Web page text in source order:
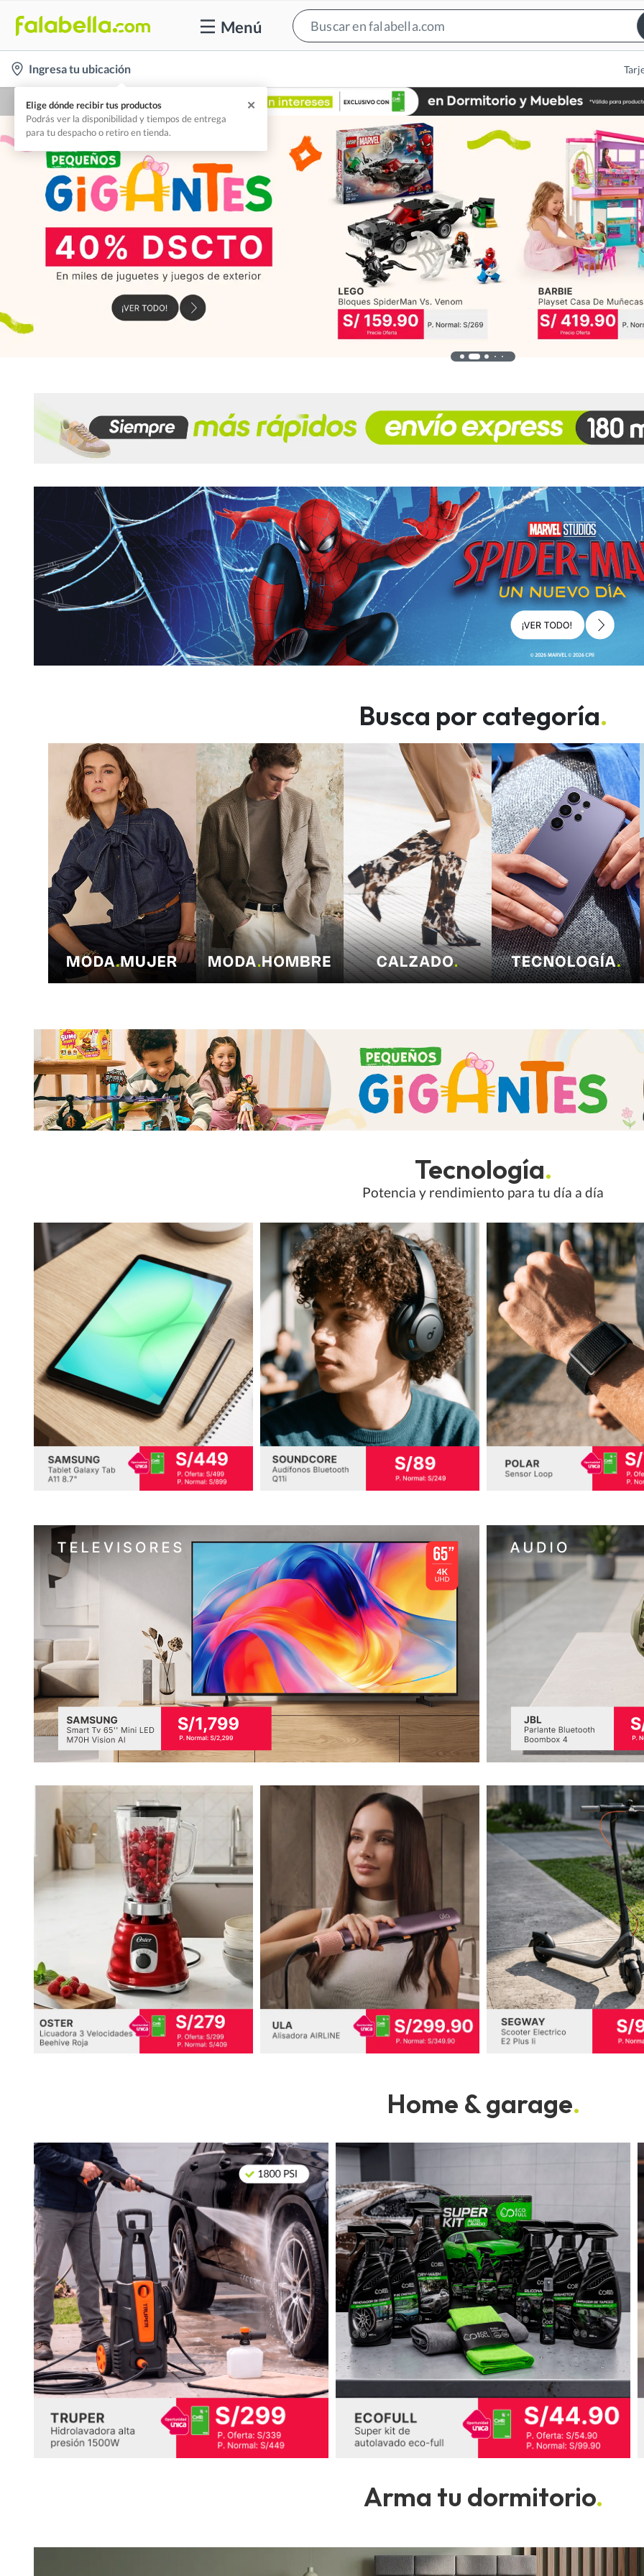
Menú
Bar
location-
icon
Ingresa tu ubicación
Elige dónde recibir tus productos
Podrás ver la disponibilidad y tiempos de entrega
para tu despacho o retiro en tienda.
✕
Busca por categoría.
Tecnología.
Potencia y rendimiento para tu día a día
Home & garage.
Arma tu dormitorio.